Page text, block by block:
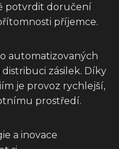
potvrdit doručení
příjemce.
automatizovaných
zásilek. Díky
je provoz rychlejší,
prostředí.
a inovace